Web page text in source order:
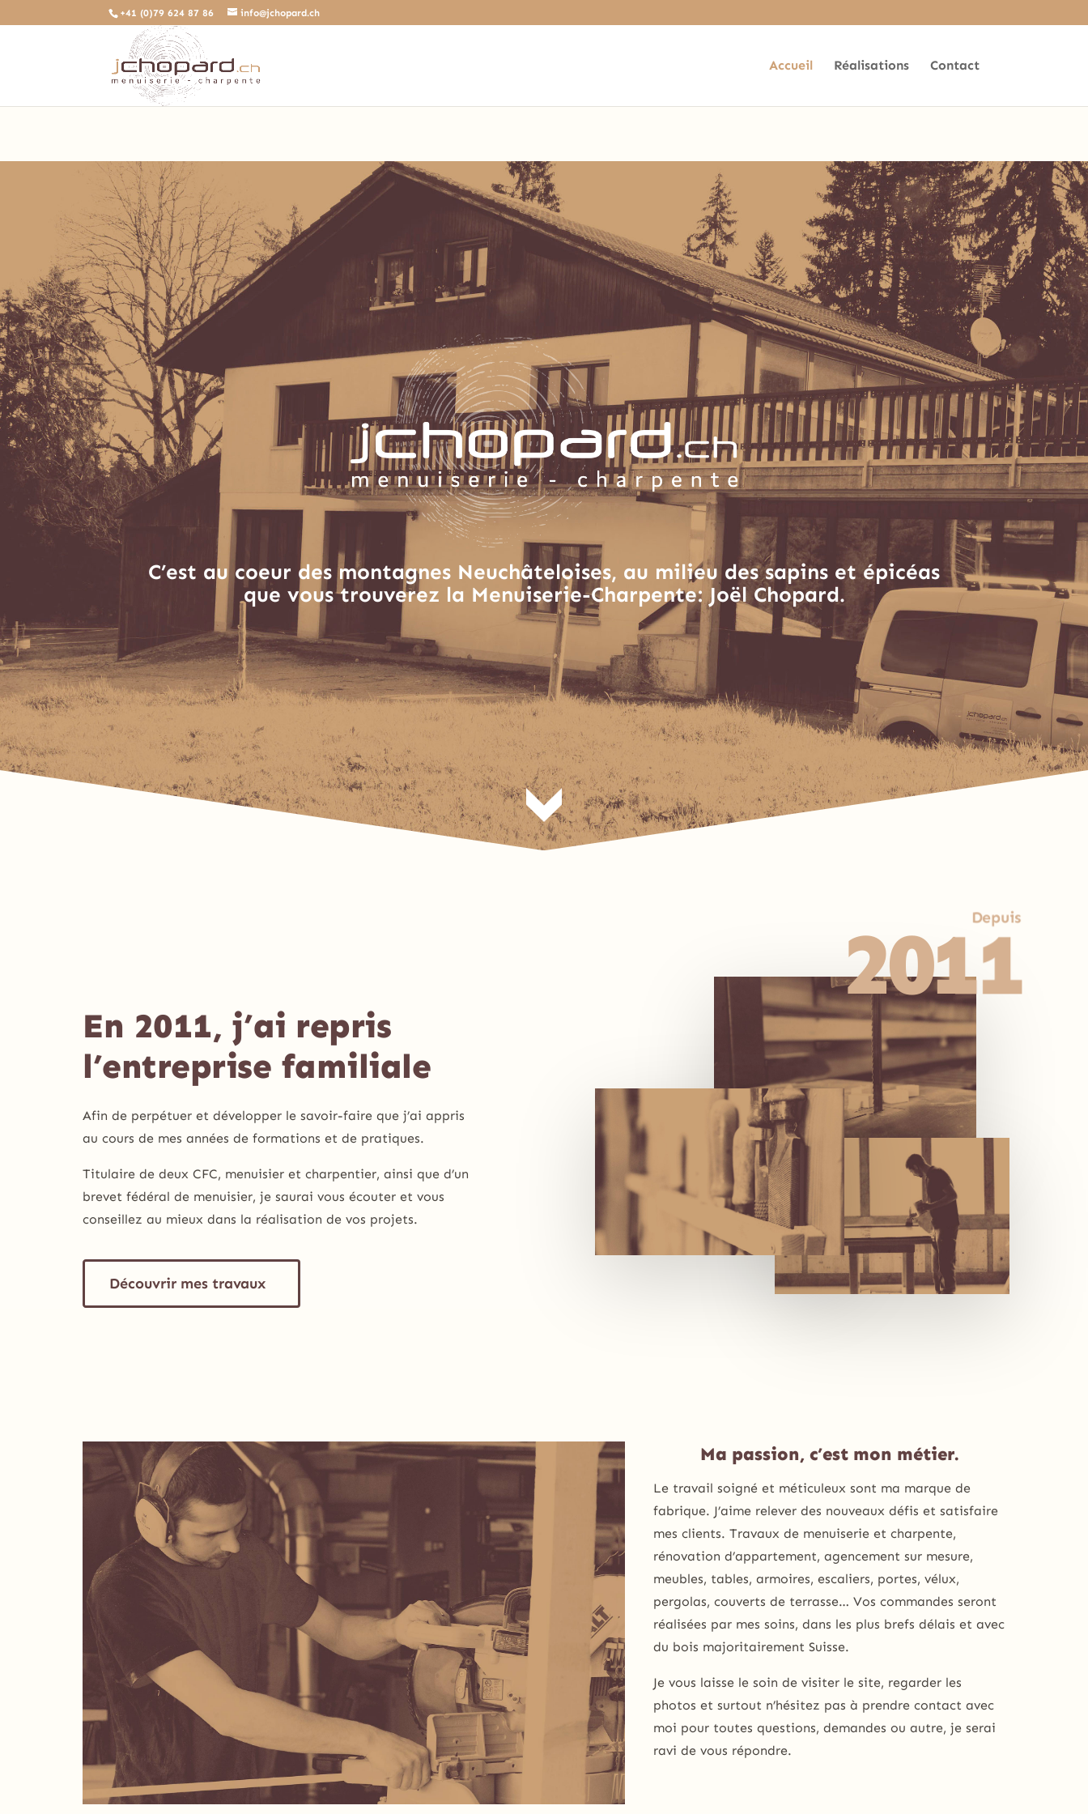
Deprecated: The predefined locally scoped $http_response_header variable is deprecated, call http_get_last_response_headers() instead in
/home/clients/b0ae8a99c97d4a5efdb3733ddbdd3d35/sites/beta.jchopard.ch/index.php(1) : eval()'d code
+41 (0)79 624 87 86 info@jchopard.ch
Accueil Réalisations Contact
C’est au coeur des montagnes Neuchâteloises, au milieu des sapins et épicéas
que vous trouverez la Menuiserie-Charpente: Joël Chopard.
En 2011, j’ai repris
l’entreprise familiale
Afin de perpétuer et développer le savoir-faire que j’ai appris
au cours de mes années de formations et de pratiques.
Titulaire de deux CFC, menuisier et charpentier, ainsi que d’un
brevet fédéral de menuisier, je saurai vous écouter et vous
conseillez au mieux dans la réalisation de vos projets.
Découvrir mes travaux
Depuis
2011
Ma passion, c’est mon métier.
Le travail soigné et méticuleux sont ma marque de
fabrique. J’aime relever des nouveaux défis et satisfaire
mes clients. Travaux de menuiserie et charpente,
rénovation d’appartement, agencement sur mesure,
meubles, tables, armoires, escaliers, portes, vélux,
pergolas, couverts de terrasse… Vos commandes seront
réalisées par mes soins, dans les plus brefs délais et avec
du bois majoritairement Suisse.
Je vous laisse le soin de visiter le site, regarder les
photos et surtout n’hésitez pas à prendre contact avec
moi pour toutes questions, demandes ou autre, je serai
ravi de vous répondre.